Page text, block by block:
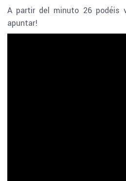
A partir del minuto 26 podéis
apuntar!